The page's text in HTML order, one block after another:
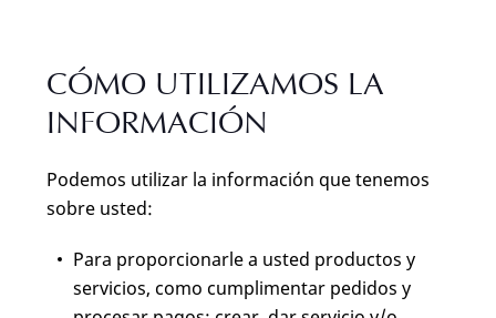
CÓMO UTILIZAMOS LA
INFORMACIÓN
Podemos utilizar la información que tenemos
sobre usted:
Para proporcionarle a usted productos y
servicios, como cumplimentar pedidos y